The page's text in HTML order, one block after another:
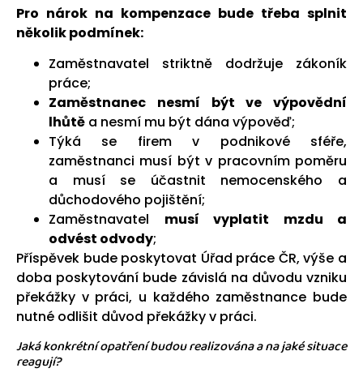
Pro nárok na kompenzace bude třeba splnit
několik podmínek:
Zaměstnavatel striktně dodržuje zákoník
práce;
Zaměstnanec nesmí být ve výpovědní
lhůtě a nesmí mu být dána výpověď;
Týká se firem v podnikové sféře,
zaměstnanci musí být v pracovním poměru
a musí se účastnit nemocenského a
důchodového pojištění;
Zaměstnavatel musí vyplatit mzdu a
odvést odvody;
Příspěvek bude poskytovat Úřad práce ČR, výše a
doba poskytování bude závislá na důvodu vzniku
překážky v práci, u každého zaměstnance bude
nutné odlišit důvod překážky v práci.
Jaká konkrétní opatření budou realizována a na jaké situace
reagují?